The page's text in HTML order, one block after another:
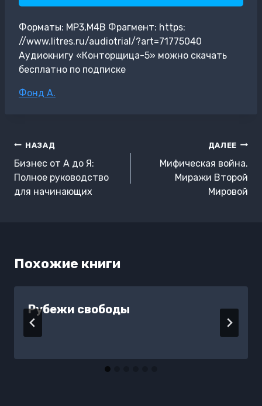
Форматы: MP3,M4B Фрагмент: https:
//www.litres.ru/audiotrial/?art=71775040
Аудиокнигу «Конторщица-5» можно скачать
бесплатно по подписке
Метки
Фонд А.
Навигация
по
записям
НАЗАД
Бизнес от А до Я:
Полное руководство
для начинающих
ДАЛЕЕ
Мифическая война.
Миражи Второй
Мировой
Похожие книги
Рубежи свободы